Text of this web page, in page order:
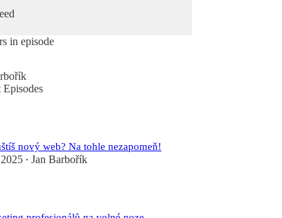
in episode
Episodes
nový web? Na tohle nezapomeň!
• Jan Barbořík